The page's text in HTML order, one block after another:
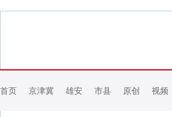
首页 京津冀 雄安 市县 原创 视频